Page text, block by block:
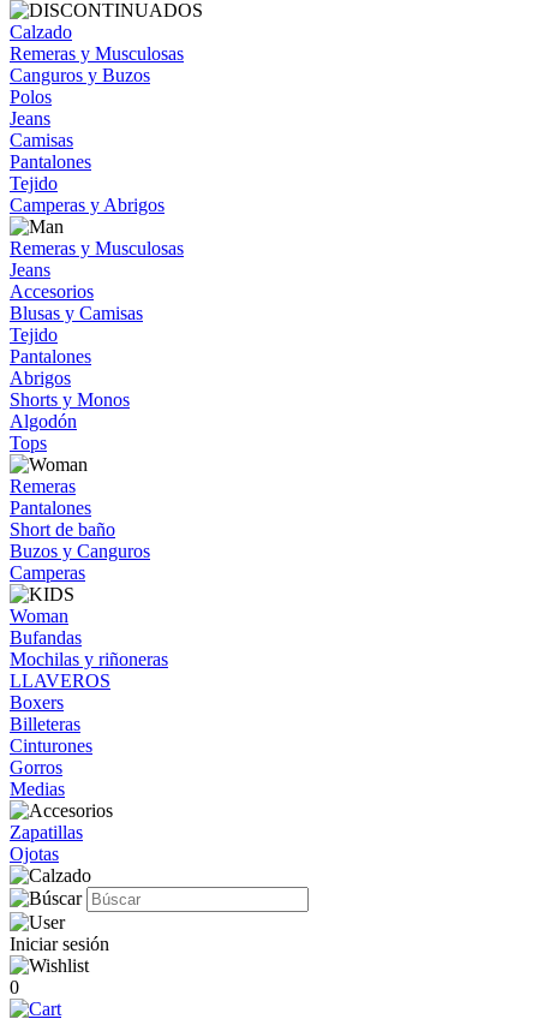
Calzado
Remeras y Musculosas
Canguros y Buzos
Polos
Jeans
Camisas
Pantalones
Tejido
Camperas y Abrigos
Remeras y Musculosas
Jeans
Accesorios
Blusas y Camisas
Tejido
Pantalones
Abrigos
Shorts y Monos
Algodón
Tops
Remeras
Pantalones
Short de baño
Buzos y Canguros
Camperas
Woman
Bufandas
Mochilas y riñoneras
LLAVEROS
Boxers
Billeteras
Cinturones
Gorros
Medias
Zapatillas
Ojotas
Iniciar sesión
0